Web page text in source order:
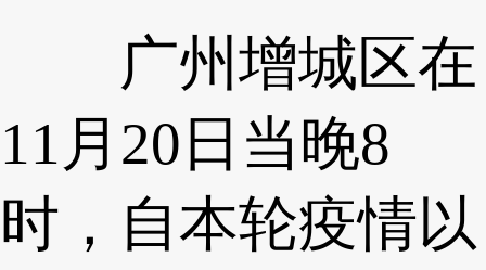
广州增城区在
11月20日当晚8
时，自本轮疫情以